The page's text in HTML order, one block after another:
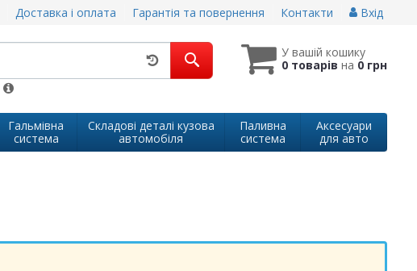
Доставка і оплата Гарантія та повернення Контакти Вхід
У вашій кошику
0 товарів на 0 грн
Гальмівна
система
Складові деталі кузова
автомобіля
Паливна
система
Аксесуари
для авто